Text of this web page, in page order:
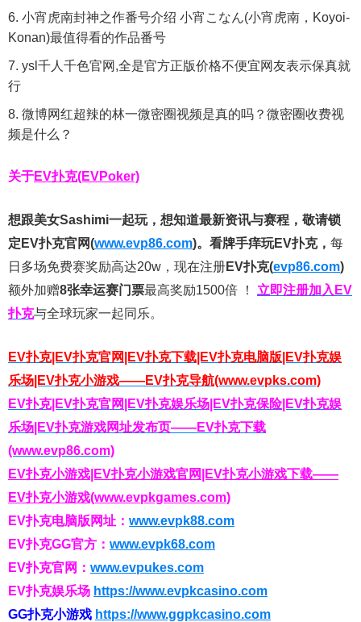
小宵虎南封神之作番号介绍 小宵こなん(小宵虎南，Koyoi-
Konan)最值得看的作品番号
ysl千人千色官网,全是官方正版价格不便宜网友表示保真就
行
微博网红超辣的林一微密圈视频是真的吗？微密圈收费视
频是什么？
关于EV扑克(EVPoker)
想跟美女Sashimi一起玩， 想知道最新资讯与赛程， 敬请锁
定EV扑克官网(www.evp86.com)。 看牌手痒玩EV扑克， 每
日多场免费赛奖励高达20w，现在注册EV扑克(evp86.com)
额外加赠8张幸运赛门票最高奖励1500倍 ！ 立即注册加入EV
扑克与全球玩家一起同乐。
EV扑克|EV扑克官网|EV扑克下载|EV扑克电脑版|EV扑克娱
乐场|EV扑克小游戏——EV扑克导航(www.evpks.com)
EV扑克|EV扑克官网|EV扑克娱乐场|EV扑克保险|EV扑克娱
乐场|EV扑克游戏网址发布页——EV扑克下载
(www.evp86.com)
EV扑克小游戏|EV扑克小游戏官网|EV扑克小游戏下载——
EV扑克小游戏(www.evpkgames.com)
EV扑克电脑版网址： www.evpk88.com
EV扑克GG官方： www.evpk68.com
EV扑克官网： www.evpukes.com
EV扑克娱乐场 https://www.evpkcasino.com
GG扑克小游戏 https://www.ggpkcasino.com